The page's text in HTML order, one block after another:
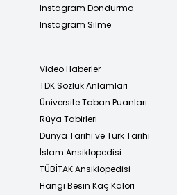
Instagram Dondurma
Instagram Silme
Video Haberler
TDK Sözlük Anlamları
Üniversite Taban Puanları
Rüya Tabirleri
Dünya Tarihi ve Türk Tarihi
İslam Ansiklopedisi
TÜBİTAK Ansiklopedisi
Hangi Besin Kaç Kalori